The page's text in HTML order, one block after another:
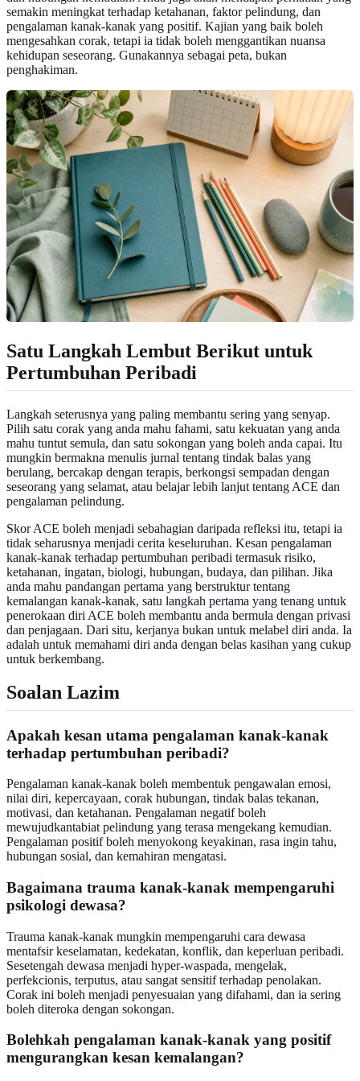
semakin meningkat terhadap ketahanan, faktor pelindung, dan
pengalaman kanak-kanak yang positif. Kajian yang baik boleh
mengesahkan corak, tetapi ia tidak boleh menggantikan nuansa
kehidupan seseorang. Gunakannya sebagai peta, bukan
penghakiman.
Satu Langkah Lembut Berikut untuk
Pertumbuhan Peribadi
Langkah seterusnya yang paling membantu sering yang senyap.
Pilih satu corak yang anda mahu fahami, satu kekuatan yang anda
mahu tuntut semula, dan satu sokongan yang boleh anda capai. Itu
mungkin bermakna menulis jurnal tentang tindak balas yang
berulang, bercakap dengan terapis, berkongsi sempadan dengan
seseorang yang selamat, atau belajar lebih lanjut tentang ACE dan
pengalaman pelindung.
Skor ACE boleh menjadi sebahagian daripada refleksi itu, tetapi ia
tidak seharusnya menjadi cerita keseluruhan. Kesan pengalaman
kanak-kanak terhadap pertumbuhan peribadi termasuk risiko,
ketahanan, ingatan, biologi, hubungan, budaya, dan pilihan. Jika
anda mahu pandangan pertama yang berstruktur tentang
kemalangan kanak-kanak, satu langkah pertama yang tenang untuk
penerokaan diri ACE boleh membantu anda bermula dengan privasi
dan penjagaan. Dari situ, kerjanya bukan untuk melabel diri anda. Ia
adalah untuk memahami diri anda dengan belas kasihan yang cukup
untuk berkembang.
Soalan Lazim
Apakah kesan utama pengalaman kanak-kanak
terhadap pertumbuhan peribadi?
Pengalaman kanak-kanak boleh membentuk pengawalan emosi,
nilai diri, kepercayaan, corak hubungan, tindak balas tekanan,
motivasi, dan ketahanan. Pengalaman negatif boleh
mewujudkantabiat pelindung yang terasa mengekang kemudian.
Pengalaman positif boleh menyokong keyakinan, rasa ingin tahu,
hubungan sosial, dan kemahiran mengatasi.
Bagaimana trauma kanak-kanak mempengaruhi
psikologi dewasa?
Trauma kanak-kanak mungkin mempengaruhi cara dewasa
mentafsir keselamatan, kedekatan, konflik, dan keperluan peribadi.
Sesetengah dewasa menjadi hyper-waspada, mengelak,
perfekcionis, terputus, atau sangat sensitif terhadap penolakan.
Corak ini boleh menjadi penyesuaian yang difahami, dan ia sering
boleh diteroka dengan sokongan.
Bolehkah pengalaman kanak-kanak yang positif
mengurangkan kesan kemalangan?